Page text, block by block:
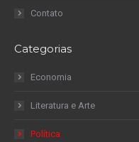
Contato
Categorias
Economia
Literatura e Arte
Política